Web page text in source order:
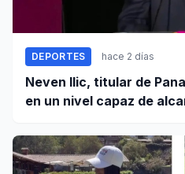
DEPORTES hace 2 días
Neven Ilic, titular de
en un nivel capaz de